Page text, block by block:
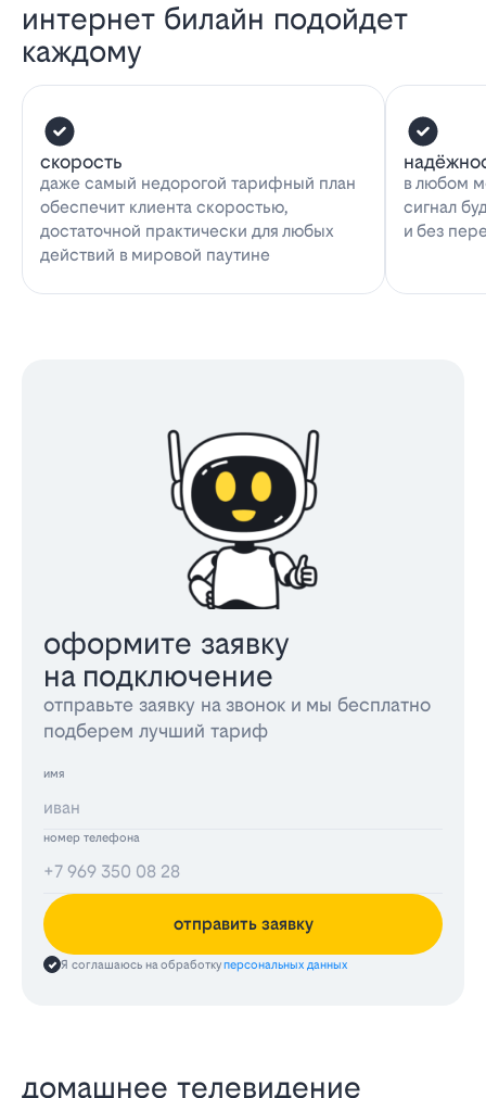
интернет билайн подойдет
каждому
скорость
даже самый недорогой тарифный план
обеспечит клиента скоростью,
достаточной практически для любых
действий в мировой паутине
в любом
сигнал
и без
оформите заявку
на подключение
отправьте заявку на звонок и мы бесплатно
подберем лучший тариф
имя
номер телефона
отправить заявку
Я соглашаюсь на обработкуперсональных данных
домашнее телевидение